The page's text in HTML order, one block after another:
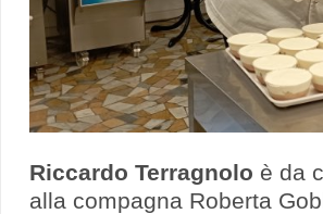
Riccardo Terragnolo è da
alla compagna Roberta